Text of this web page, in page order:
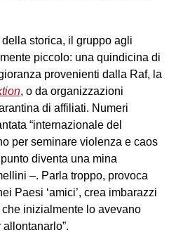
storica, il gruppo agli
piccolo: una quindicina di
provenienti dalla Raf, la
, o da organizzazioni
di affiliati. Numeri
“internazionale del
per seminare violenza e caos
diventa una mina
–. Parla troppo, provoca
Paesi ‘amici’, crea imbarazzi
inizialmente lo avevano